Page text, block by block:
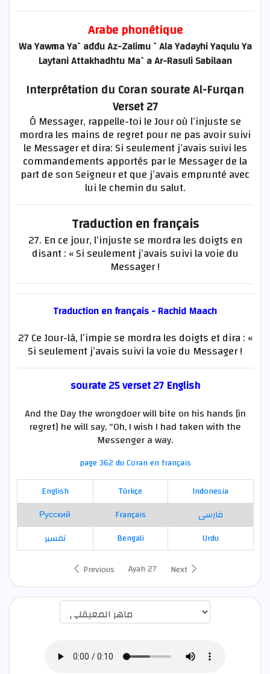
Arabe phonétique
Wa Yawma Ya`ađđu Az-Zalimu `Ala Yadayhi Yaqulu Ya
Laytani Attakhadhtu Ma`a Ar-Rasuli Sabilaan
Interprétation du Coran sourate Al-Furqan
Verset 27
Ô Messager, rappelle-toi le Jour où l’injuste se
mordra les mains de regret pour ne pas avoir suivi
le Messager et dira: Si seulement j’avais suivi les
commandements apportés par le Messager de la
part de son Seigneur et que j’avais emprunté avec
lui le chemin du salut.
Traduction en français
27. En ce jour, l’injuste se mordra les doigts en
disant : « Si seulement j’avais suivi la voie du
Messager !
Traduction en français - Rachid Maach
27 Ce Jour-là, l’impie se mordra les doigts et dira : «
Si seulement j’avais suivi la voie du Messager !
sourate 25 verset 27 English
And the Day the wrongdoer will bite on his hands [in
regret] he will say, "Oh, I wish I had taken with the
Messenger a way.
page 362 du Coran en français
English
Türkçe
Indonesia
Русский
Français
فارسی
تفسير
Bengali
Urdu
Previous
Ayah 27 Next